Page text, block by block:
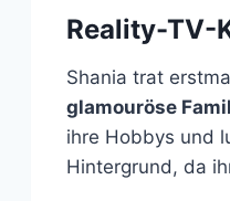
Reality-TV-
Shania trat
glamouröse
ihre Hobbys und
Hintergrund, da